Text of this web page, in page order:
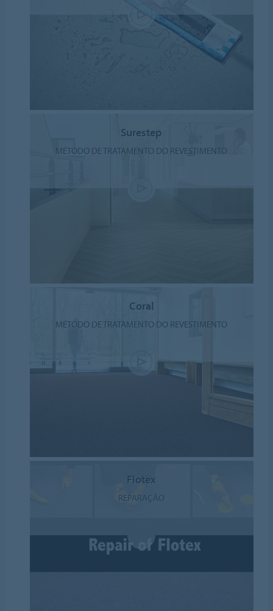
Surestep
MÉTODO DE TRATAMENTO DO REVESTIMENTO
Coral
MÉTODO DE TRATAMENTO DO REVESTIMENTO
Flotex
REPARAÇÃO